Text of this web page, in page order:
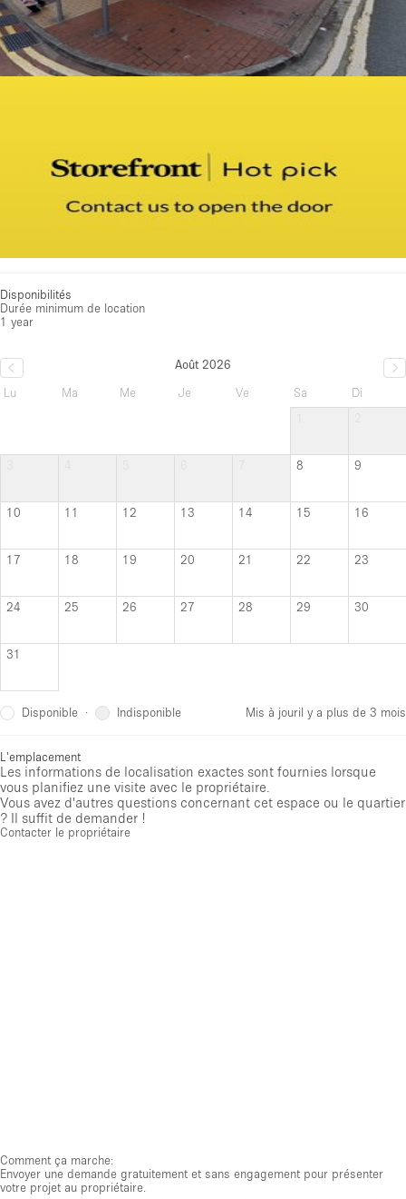
Disponibilités
Durée minimum de location
1 year
Août 2026
Lu
Ma Me Je Ve Sa
Di
8 9
10 11 12 13 14 15 16
17 18 19 20 21 22 23
24 25 26 27 28 29 30
31
Disponible · Indisponible Mis à jouril y a plus de 3 mois
L'emplacement
Les informations de localisation exactes sont fournies lorsque
vous planifiez une visite avec le propriétaire.
Vous avez d'autres questions concernant cet espace ou le quartier
? Il suffit de demander !
Contacter le propriétaire
Comment ça marche:
Envoyer une demande gratuitement et sans engagement pour présenter
votre projet au propriétaire.